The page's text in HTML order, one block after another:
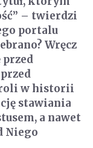
– twierdzi
portalu
Wręcz
w historii
stawiania
a nawet
Niego